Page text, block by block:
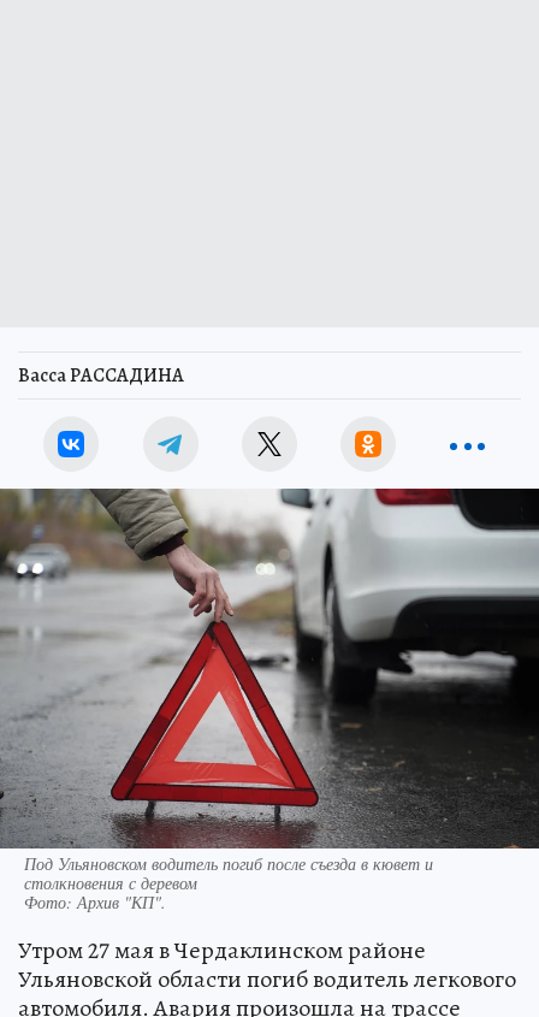
Васса РАССАДИНА
Под Ульяновском водитель погиб после съезда в кювет и
столкновения с деревом
Фото:Архив "КП".
Утром 27 мая в Чердаклинском районе
Ульяновской области погиб водитель легкового
автомобиля. Авария произошла на трассе